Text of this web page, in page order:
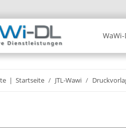
WaWi-
Startseite JTL-Wawi